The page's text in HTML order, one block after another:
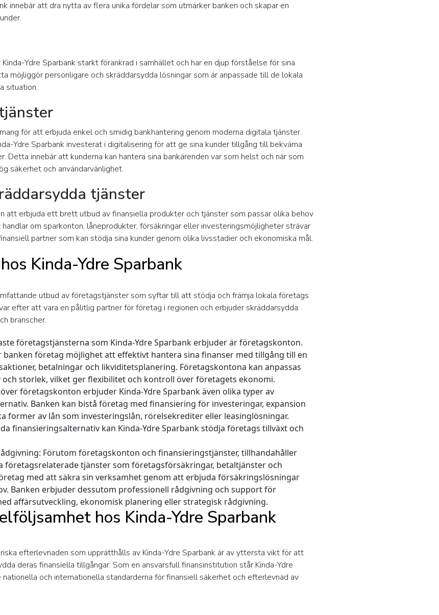
innebär att dra nytta av flera unika fördelar som utmärker banken och skapar en
Ydre Sparbank starkt förankrad i samhället och har en djup förståelse för sina
möjliggör personligare och skräddarsydda lösningar som är anpassade till de lokala
situation.
för att erbjuda enkel och smidig bankhantering genom moderna digitala tjänster.
Ydre Sparbank investerat i digitalisering för att ge sina kunder tillgång till bekväma
Detta innebär att kunderna kan hantera sina bankärenden var som helst och när som
säkerhet och användarvänlighet.
tjänster
att erbjuda ett brett utbud av finansiella produkter och tjänster som passar olika behov
om sparkonton, låneprodukter, försäkringar eller investeringsmöjligheter strävar
partner som kan stödja sina kunder genom olika livsstadier och ekonomiska mål.
Kinda-Ydre Sparbank
utbud av företagstjänster som syftar till att stödja och främja lokala företags
efter att vara en pålitlig partner för företag i regionen och erbjuder skräddarsydda
branscher.
företagstjänsterna som Kinda-Ydre Sparbank erbjuder är företagskonton.
företag möjlighet att effektivt hantera sina finanser med tillgång till en
betalningar och likviditetsplanering. Företagskontona kan anpassas
storlek, vilket ger flexibilitet och kontroll över företagets ekonomi.
företagskonton erbjuder Kinda-Ydre Sparbank även olika typer av
Banken kan bistå företag med finansiering för investeringar, expansion
former av lån som investeringslån, rörelsekrediter eller leasinglösningar.
finansieringsalternativ kan Kinda-Ydre Sparbank stödja företags tillväxt och
Förutom företagskonton och finansieringstjänster, tillhandahåller
företagsrelaterade tjänster som företagsförsäkringar, betaltjänster och
med att säkra sin verksamhet genom att erbjuda försäkringslösningar
Banken erbjuder dessutom professionell rådgivning och support för
affärsutveckling, ekonomisk planering eller strategisk rådgivning.
hos Kinda-Ydre Sparbank
efterlevnaden som upprätthålls av Kinda-Ydre Sparbank är av yttersta vikt för att
deras finansiella tillgångar. Som en ansvarsfull finansinstitution står Kinda-Ydre
och internationella standarderna för finansiell säkerhet och efterlevnad av